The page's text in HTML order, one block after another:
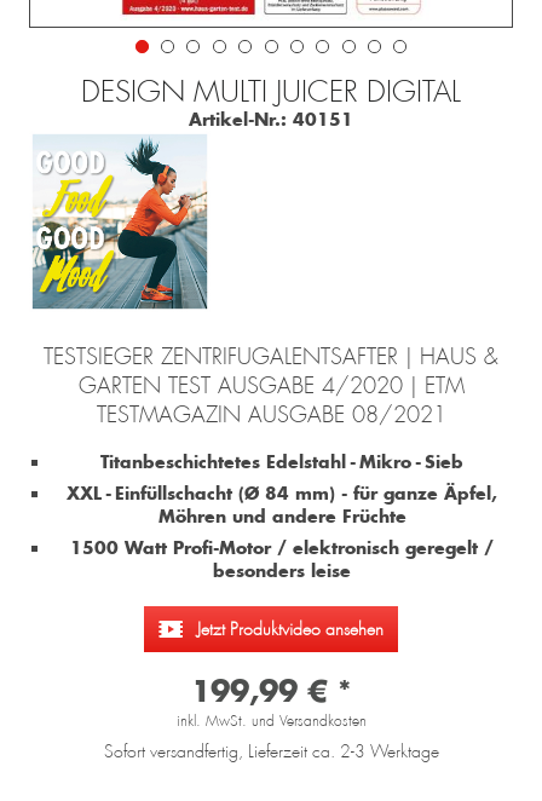
DESIGN MULTI JUICER DIGITAL
Artikel-Nr.: 40151
TESTSIEGER ZENTRIFUGALENTSAFTER | HAUS &
GARTEN TEST AUSGABE 4/2020 | ETM
TESTMAGAZIN AUSGABE 08/2021
Titanbeschichtetes Edelstahl - Mikro - Sieb
XXL - Einfüllschacht (Ø 84 mm) - für ganze Äpfel,
Möhren und andere Früchte
1500 Watt Profi-Motor / elektronisch geregelt /
besonders leise
Jetzt Produktvideo ansehen
199,99 € *
inkl. MwSt. und Versandkosten
Sofort versandfertig, Lieferzeit ca. 2-3 Werktage